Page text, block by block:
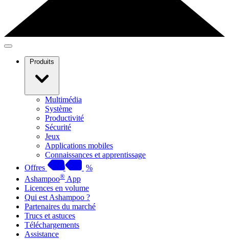
Produits
Multimédia
Système
Productivité
Sécurité
Jeux
Applications mobiles
Connaissances et apprentissage
Offres
%
Ashampoo® App
Licences en volume
Qui est Ashampoo ?
Partenaires du marché
Trucs et astuces
Téléchargements
Assistance